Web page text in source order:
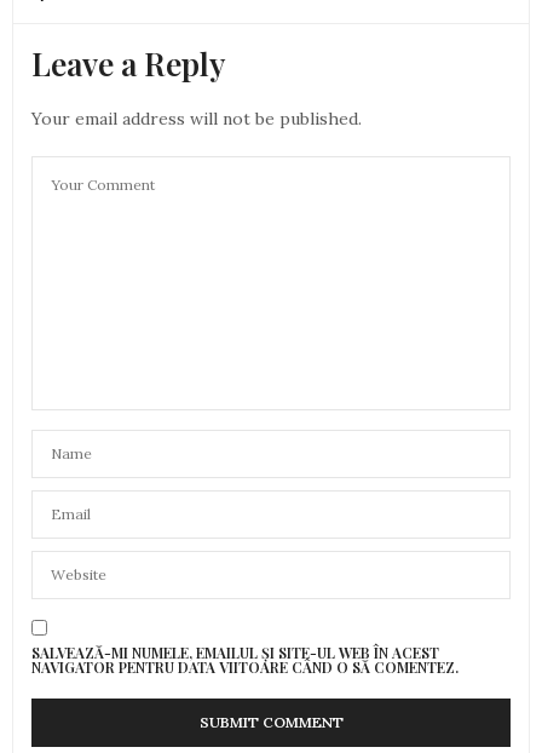
Leave a Reply
Your email address will not be published.
SALVEAZĂ-MI NUMELE, EMAILUL ȘI SITE-UL WEB ÎN ACEST
NAVIGATOR PENTRU DATA VIITOARE CÂND O SĂ COMENTEZ.